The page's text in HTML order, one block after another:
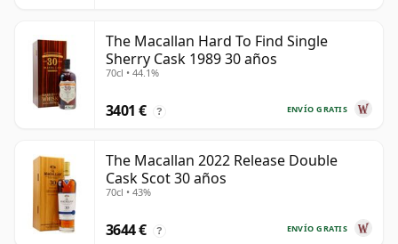
The Macallan Hard To Find Single
Sherry Cask 1989 30 años
70cl • 44.1%
ENVÍO GRATIS
3401 € ?
The Macallan 2022 Release Double
Cask Scot 30 años
70cl • 43%
ENVÍO GRATIS
3644 € ?